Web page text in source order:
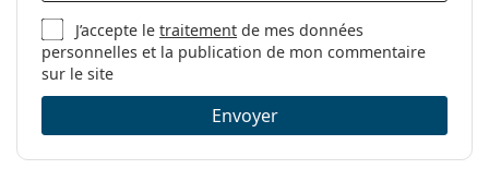
Code:
J’accepte letraitement de mes données
personnelles et la publication de mon commentaire
sur le site
Envoyer